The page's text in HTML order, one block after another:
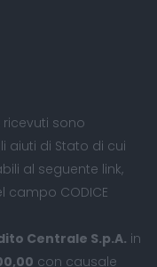
sono
aiuti di Stato di cui
al seguente link,
CODICE
Centrale S.p.A. in
con causale